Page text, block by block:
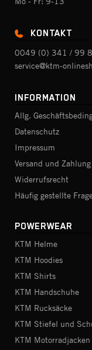
KONTAKT
0049 (0) 341 / 99
service@ktm-
INFORMATION
Allg.
Datenschutz
Impressum
Versand und Zahlung
Widerrufsrecht
Häufig gestellte
POWERWEAR
KTM Helme
KTM Hoodies
KTM Shirts
KTM Handschuhe
KTM Rucksäcke
KTM Stiefel und
KTM Motorradjacken